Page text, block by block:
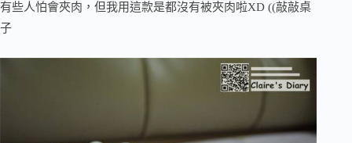
有些人怕會夾肉，但我用這款是都沒有被夾肉啦XD ((敲敲桌
子